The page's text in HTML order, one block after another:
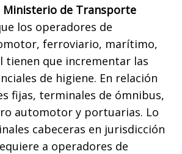
Ministerio de Transporte
los operadores de
ferroviario, marítimo,
tienen que incrementar las
de higiene. En relación
fijas, terminales de ómnibus,
automotor y portuarias. Lo
cabeceras en jurisdicción
a operadores de